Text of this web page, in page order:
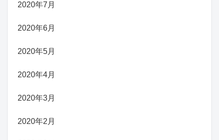
2020年7月
2020年6月
2020年5月
2020年4月
2020年3月
2020年2月